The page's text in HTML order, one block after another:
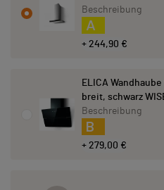
+ 244,90 €
A
Beschreibung
ELICA
breit, schwarz
+ 279,00 €
B
Beschreibung